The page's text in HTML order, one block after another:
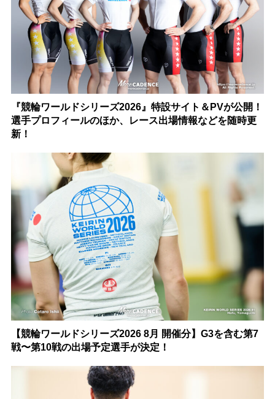
『競輪ワールドシリーズ2026』特設サイト＆PVが公開！
選手プロフィールのほか、レース出場情報などを随時更
新！
【競輪ワールドシリーズ2026 8月 開催分】G3を含む第7
戦〜第10戦の出場予定選手が決定！